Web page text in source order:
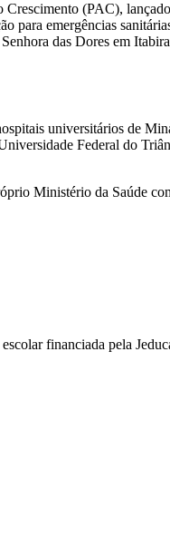
Crescimento (PAC),
para emergências
das Dores em
universitários de
Federal do
Ministério da Saúde
financiada pela